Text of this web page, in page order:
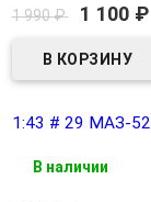
1 990₽ 1 100 ₽
1:43 # 29 МАЗ-
В наличии